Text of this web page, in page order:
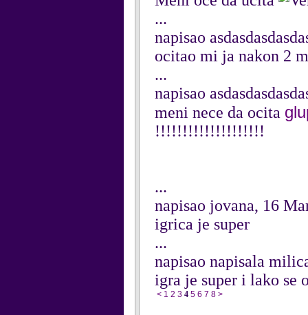
...
napisao
ocitao mi ja nakon 2
...
napisao
meni nece da ocita
!!!!!!!!!!!!!!!!!!!!
...
napisao jovana, 16
igrica je super
...
napisao napisala
igra je super i lako se
< 1 2 3 4 5 6 7 8 >